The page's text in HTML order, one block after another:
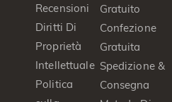
Recensioni
Diritti Di
Proprietà
Intellettuale
Politica
Gratuito
Confezione
Gratuita
Spedizione &
Consegna